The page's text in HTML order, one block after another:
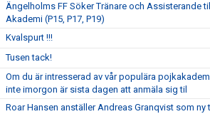
Ängelholms FF Söker Tränare och Assisterande till
Akademi (P15, P17, P19)
Kvalspurt !!!
Tusen tack!
Om du är intresserad av vår populära
inte imorgon är sista dagen att anmäla sig til
Roar Hansen anställer Andreas Granqvist som ny